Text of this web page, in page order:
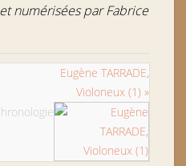
numérisées par Fabrice
Eugène TARRADE,
Violoneux (1) »